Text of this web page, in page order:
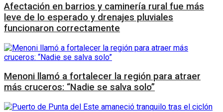
Afectación en barrios y caminería rural fue más
leve de lo esperado y drenajes pluviales
funcionaron correctamente
Menoni llamó a fortalecer la región para atraer
más cruceros: “Nadie se salva solo”